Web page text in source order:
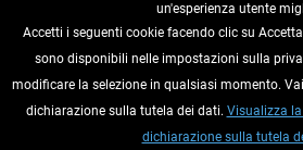
RECEDERE DAL CONTRATTO
INFORMAZIONI
un'esperienza utente
Accetti i seguenti cookie facendo clic su
sono disponibili nelle impostazioni sulla
modificare la selezione in qualsiasi momento.
dichiarazione sulla tutela dei dati. Visualizza
dichiarazione sulla tutela